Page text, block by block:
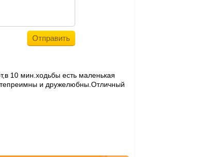
10 мин.ходьбы есть маленькая
и дружелюбны.Отличный